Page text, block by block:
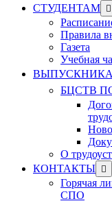
СТУДЕНТАМ
Правила
Газета
Учебная
БЦСТВ
О
КОНТАКТЫ
sub
Горячая
СПО